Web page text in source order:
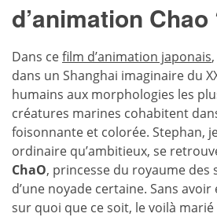
d’animation Chao
Dans cefilm d’animation japonais
dans un Shanghai imaginaire du
humains aux morphologies les
créatures marines cohabitent
foisonnante et colorée. Stephan,
ordinaire qu’ambitieux, se
ChaO, princesse du royaume des
d’une noyade certaine. Sans
sur quoi que ce soit, le voilà